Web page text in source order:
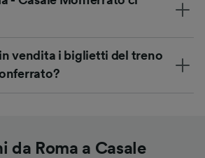
vendita i biglietti del treno
da Roma a Casale